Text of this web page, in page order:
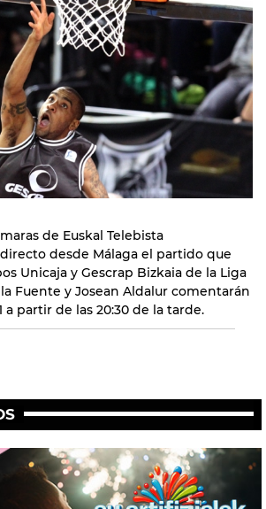
de Euskal Telebista
desde Málaga el partido que
Unicaja y Gescrap Bizkaia de la Liga
Fuente y Josean Aldalur comentarán
a partir de las 20:30 de la tarde.